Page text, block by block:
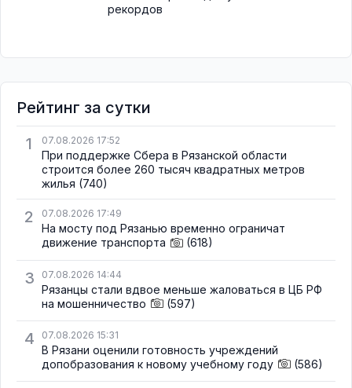
рекордов
Рейтинг за сутки
1
07.08.2026 17:52
При поддержке Сбера в Рязанской области
строится более 260 тысяч квадратных метров
жилья (740)
2 07.08.2026 17:49
На мосту под Рязанью временно ограничат
движение транспорта
(618)
3 07.08.2026 14:44
Рязанцы стали вдвое меньше жаловаться в ЦБ РФ
на мошенничество
(597)
4 07.08.2026 15:31
В Рязани оценили готовность учреждений
допобразования к новому учебному году
(586)